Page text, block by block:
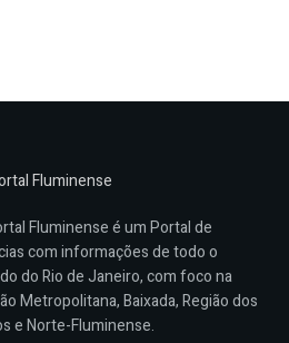
Fluminense é um Portal de
com informações de todo o
do Rio de Janeiro, com foco na
Metropolitana, Baixada, Região dos
e Norte-Fluminense.